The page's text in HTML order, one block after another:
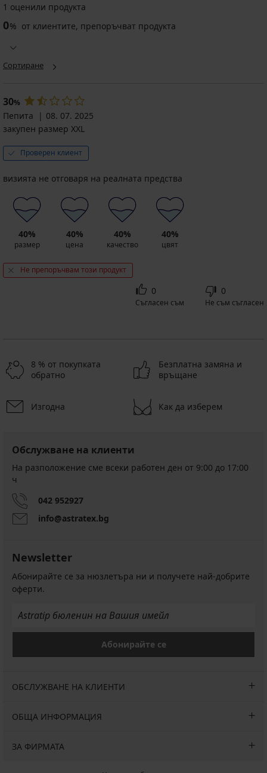
1 оценили продукта
0% от клиентите, препоръчват продукта
Сортиране
30%
Пепита
08. 07. 2025
закупен размер XXL
Проверен клиент
визията не отговаря на реалната предства
40%
размер
40%
цена
40%
качество
40%
цвят
Не препоръчвам този продукт
0
Съгласен съм
0
Не съм съгласен
8 % от покупката
обратно
Безплатна замяна и
връщане
Изгодна Как да изберем
Обслужване на клиенти
На разположение сме всеки работен ден от 9:00 до 17:00
ч
042 952927
info@astratex.bg
Newsletter
Абонирайте се за нюзлетъра ни и получете най-добрите
оферти.
Абонирайте се
ОБСЛУЖВАНЕ НА КЛИЕНТИ
ОБЩА ИНФОРМАЦИЯ
ЗА ФИРМАТА